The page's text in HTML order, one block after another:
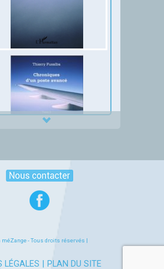
méZange- Tous droits réservés |
LÉGALES PLAN DU SITE